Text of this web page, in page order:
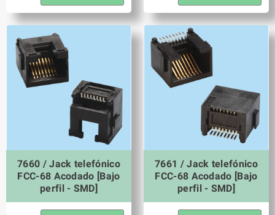
7660 / Jack telefónico
FCC-68 Acodado [Bajo
perfil - SMD]
7661 / Jack telefónico
FCC-68 Acodado [Bajo
perfil - SMD]